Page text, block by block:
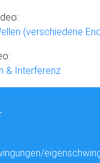
(verschiedene
& Interferenz